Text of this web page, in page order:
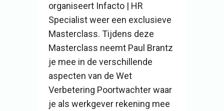
organiseert Infacto | HR
Specialist weer een exclusieve
Masterclass. Tijdens deze
Masterclass neemt Paul Brantz
je mee in de verschillende
aspecten van de Wet
Verbetering Poortwachter waar
je als werkgever rekening mee